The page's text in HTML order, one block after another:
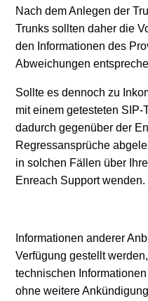
Nach dem Anlegen der
Trunks sollten daher die
den Informationen des
Abweichungen
Sollte es dennoch zu
mit einem getesteten SIP-
dadurch gegenüber der
Regressansprüche
in solchen Fällen über
Enreach Support wenden.
Informationen anderer
Verfügung gestellt
technischen
ohne weitere